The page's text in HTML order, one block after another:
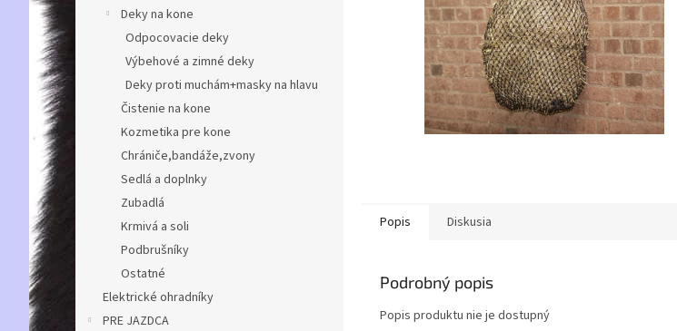
Deky na kone
Odpocovacie deky
Výbehové a zimné deky
Deky proti muchám+masky na hlavu
Čistenie na kone
Kozmetika pre kone
Chrániče,bandáže,zvony
Sedlá a doplnky
Zubadlá
Krmivá a soli
Podbrušníky
Ostatné
Elektrické ohradníky
PRE JAZDCA
Popis Diskusia
Podrobný popis
Popis produktu nie je dostupný